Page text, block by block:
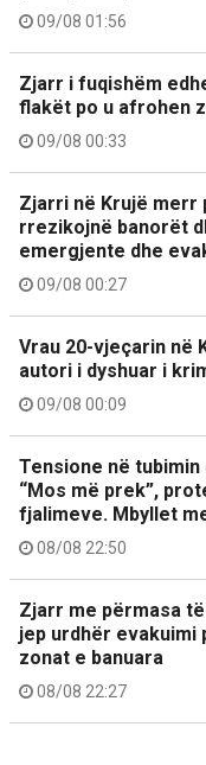
09/08 01:56
Zjarr i fuqishëm
flakët po u afrohen
09/08 00:33
Zjarri në Krujë merr
rrezikojnë banorët
emergjente dhe
09/08 00:27
Vrau 20-vjeçarin në
autori i dyshuar i
09/08 00:09
Tensione në
“Mos më prek”,
fjalimeve. Mbyllet
08/08 22:50
Zjarr me përmasa
jep urdhër
zonat e banuara
08/08 22:27